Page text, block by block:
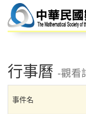
行事曆 -觀看
事件名